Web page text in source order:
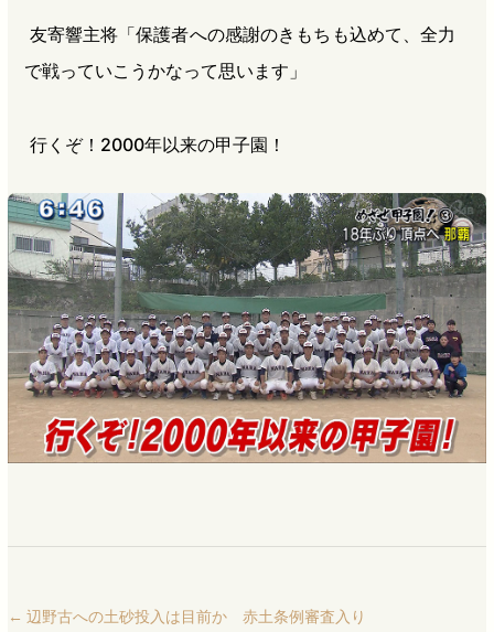
友寄響主将「保護者への感謝のきもちも込めて、全力
で戦っていこうかなって思います」
行くぞ！2000年以来の甲子園！
← 辺野古への土砂投入は目前か 赤土条例審査入り